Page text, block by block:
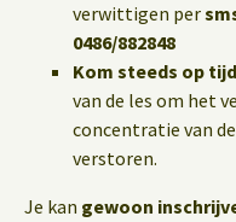
verwittigen per
0486/882848
Kom steeds op
van de les om het
concentratie van
verstoren.
Je kan gewoon